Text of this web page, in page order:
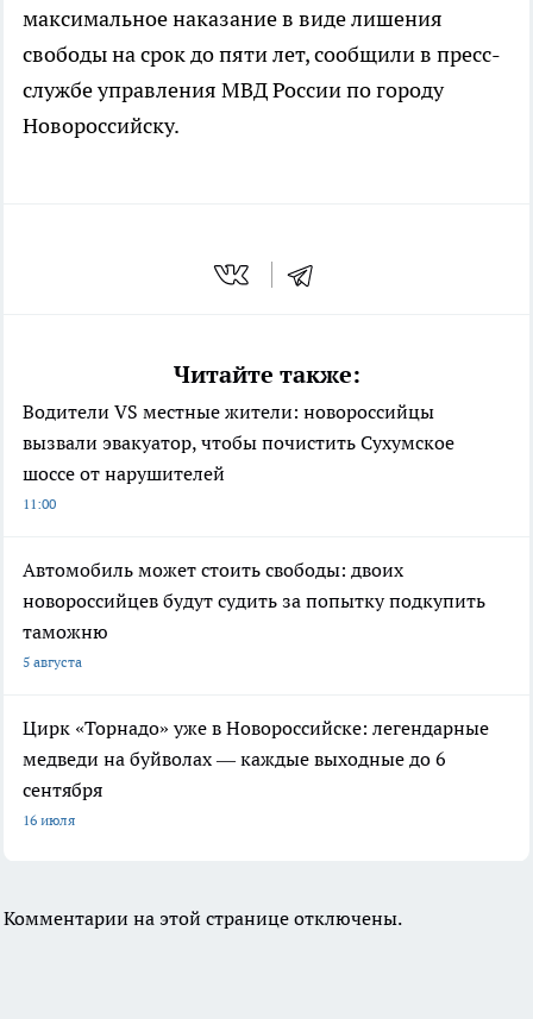
максимальное наказание в виде лишения
свободы на срок до пяти лет, сообщили в пресс-
службе управления МВД России по городу
Новороссийску.
Читайте также:
Водители VS местные жители: новороссийцы
вызвали эвакуатор, чтобы почистить Сухумское
шоссе от нарушителей
11:00
Автомобиль может стоить свободы: двоих
новороссийцев будут судить за попытку подкупить
таможню
5 августа
Цирк «Торнадо» уже в Новороссийске: легендарные
медведи на буйволах — каждые выходные до 6
сентября
16 июля
Комментарии на этой странице отключены.